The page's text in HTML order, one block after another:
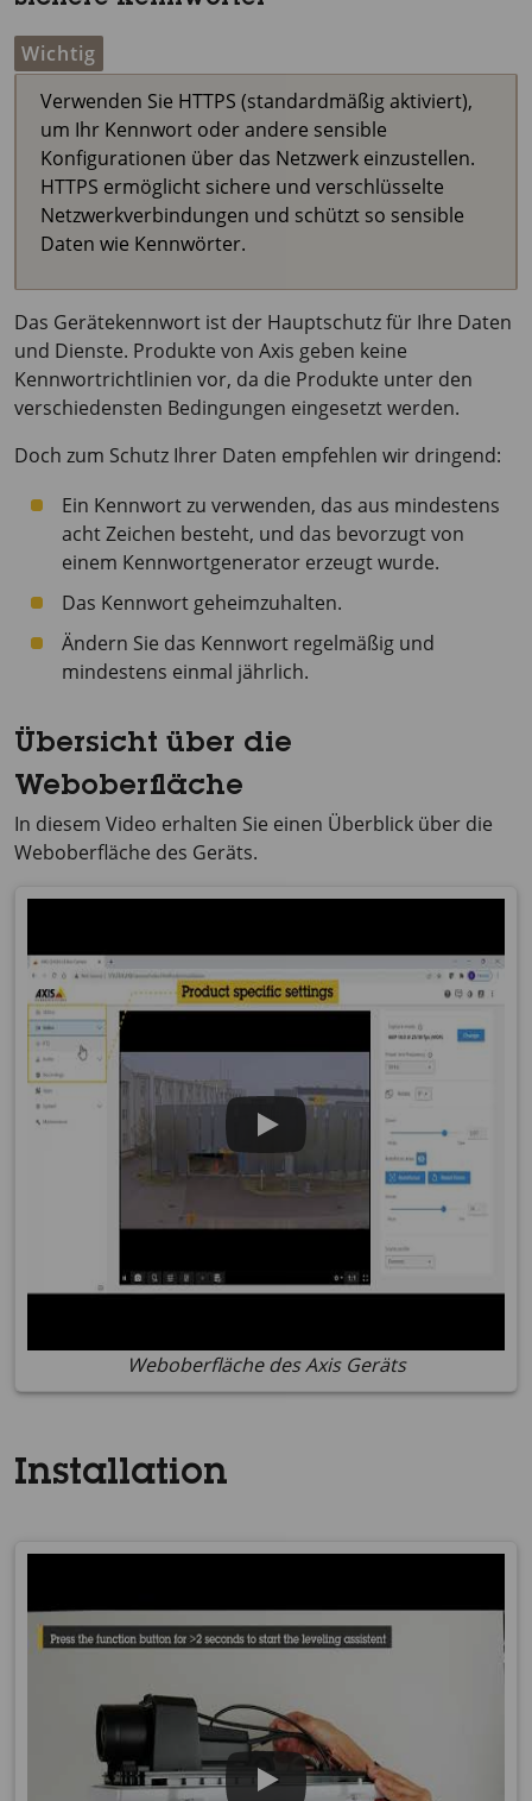
Wichtig
Verwenden Sie HTTPS (standardmäßig aktiviert),
um Ihr Kennwort oder andere sensible
Konfigurationen über das Netzwerk einzustellen.
HTTPS ermöglicht sichere und verschlüsselte
Netzwerkverbindungen und schützt so sensible
Daten wie Kennwörter.
Das Gerätekennwort ist der Hauptschutz für Ihre Daten
und Dienste. Produkte von Axis geben keine
Kennwortrichtlinien vor, da die Produkte unter den
verschiedensten Bedingungen eingesetzt werden.
Doch zum Schutz Ihrer Daten empfehlen wir dringend:
Ein Kennwort zu verwenden, das aus mindestens
acht Zeichen besteht, und das bevorzugt von
einem Kennwortgenerator erzeugt wurde.
Das Kennwort geheimzuhalten.
Ändern Sie das Kennwort regelmäßig und
mindestens einmal jährlich.
Übersicht über die
Weboberfläche
In diesem Video erhalten Sie einen Überblick über die
Weboberfläche des Geräts.
Weboberfläche des Axis Geräts
Installation